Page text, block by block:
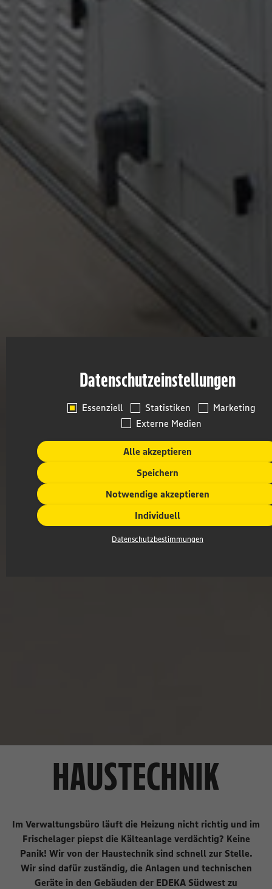
HAUSTECHNIK
Im Verwaltungsbüro läuft die Heizung nicht richtig und im
Frischelager piepst die Kälteanlage verdächtig? Keine
Panik! Wir von der Haustechnik sind schnell zur Stelle.
Wir sind dafür zuständig, die Anlagen und technischen
Geräte in den Gebäuden der EDEKA Südwest zu
Datenschutzeinstellungen
Essenziell Statistiken
Marketing
Externe Medien
Alle akzeptieren
Speichern
Notwendige akzeptieren
Individuell
Datenschutzbestimmungen